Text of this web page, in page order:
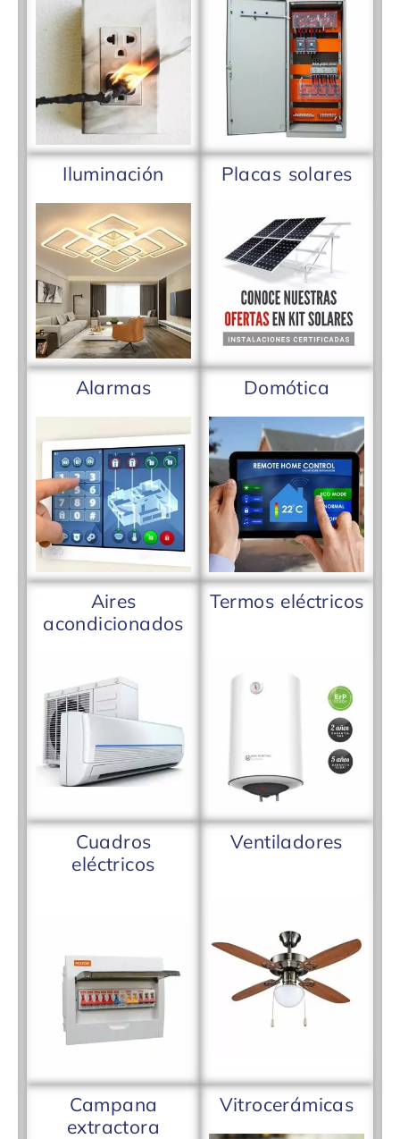
Iluminación Placas solares
Alarmas Domótica
Aires
acondicionados
Termos eléctricos
Cuadros
eléctricos
Ventiladores
Campana
extractora
Vitrocerámicas